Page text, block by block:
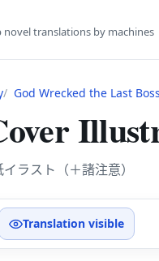
novel translations by machines
God Wrecked the Last Boss
ラスト（＋諸注意）
Translation visible